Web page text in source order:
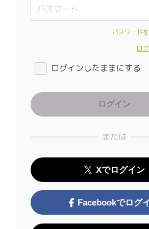
パスワード
ロ
ログインしたままにする
または
Xでログイン
Facebookでログ